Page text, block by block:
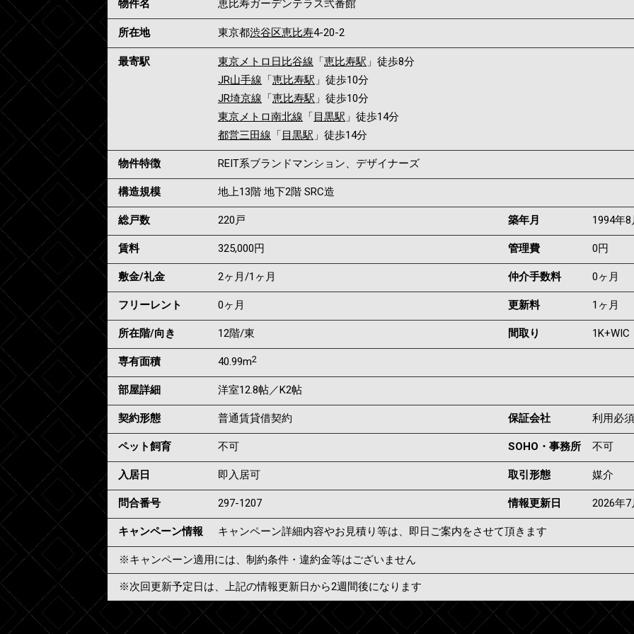
物件名 恵比寿ガーデンテラス弐番館
所在地 東京都渋谷区恵比寿4-20-2
最寄駅 東京メトロ日比谷線 「恵比寿駅 」徒歩8分
JR山手線 「恵比寿駅 」徒歩10分
JR埼京線 「恵比寿駅 」徒歩10分
東京メトロ南北線 「目黒駅 」徒歩14分
都営三田線 「目黒駅 」徒歩14分
物件特徴 REIT系ブランドマンション、デザイナーズ
構造規模 地上13階 地下2階 SRC造
総戸数 220戸 築年月 1994年8
賃料 325,000円 管理費 0円
敷金/礼金 2ヶ月/1ヶ月 仲介手数料 0ヶ月
フリーレント 0ヶ月 更新料 1ヶ月
所在階/向き 12階/東 間取り 1K+WIC
専有面積 40.99m2
部屋詳細 洋室12.8帖／K2帖
契約形態 普通賃貸借契約 保証会社 利用必須
ペット飼育 不可 SOHO・事務所 不可
入居日 即入居可 取引形態 媒介
問合番号 297-1207 情報更新日 2026年
キャンペーン情報 キャンペーン詳細内容やお見積り等は、即日ご案内をさせて頂きます
※キャンペーン適用には、制約条件・違約金等はございません
※次回更新予定日は、上記の情報更新日から2週間後になります